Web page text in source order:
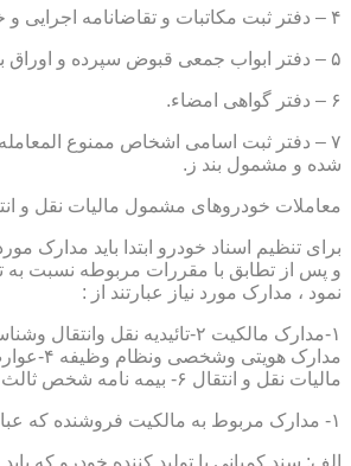
۴ – دفتر ثبت مکاتبات و تقاضانامه اجرایی و خلاصه معاملات.
۵ – دفتر ابواب جمعی قبوض سپرده و اوراق بهادار.
۶ – دفتر گواهی امضاء.
۷ – دفتر ثبت اسامی اشخاص ممنوع
شده و مشمول بند ز.
معاملات خودروهای مشمول مالیات نقل و
برای تنظیم اسناد خودرو ابتدا باید مدارک
و پس از تطابق با مقررات مربوطه نسبت به
نمود ، مدارک مورد نیاز عبارتند از :
مالیات نقل و انتقال ۶- بیمه نامه شخص ثالث معتبر ۷-کارت سوخت
۱- مدارک مربوط به مالکیت فروشنده که عبارتند از